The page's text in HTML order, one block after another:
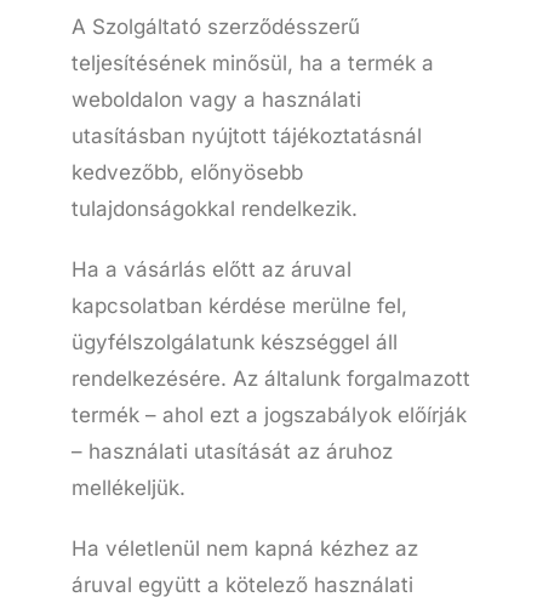
A Szolgáltató szerződésszerű
teljesítésének minősül, ha a termék a
weboldalon vagy a használati
utasításban nyújtott tájékoztatásnál
kedvezőbb, előnyösebb
tulajdonságokkal rendelkezik.
Ha a vásárlás előtt az áruval
kapcsolatban kérdése merülne fel,
ügyfélszolgálatunk készséggel áll
rendelkezésére. Az általunk forgalmazott
termék – ahol ezt a jogszabályok előírják
– használati utasítását az áruhoz
mellékeljük.
Ha véletlenül nem kapná kézhez az
áruval együtt a kötelező használati